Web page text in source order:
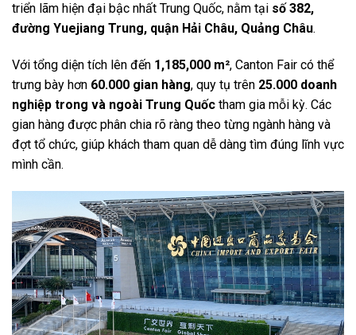
triển lãm hiện đại bậc nhất Trung Quốc, nằm tại số 382,
đường Yuejiang Trung, quận Hải Châu, Quảng Châu.
Với tổng diện tích lên đến 1,185,000 m², Canton Fair có thể
trưng bày hơn 60.000 gian hàng, quy tụ trên 25.000 doanh
nghiệp trong và ngoài Trung Quốc tham gia mỗi kỳ. Các
gian hàng được phân chia rõ ràng theo từng ngành hàng và
đợt tổ chức, giúp khách tham quan dễ dàng tìm đúng lĩnh vực
mình cần.